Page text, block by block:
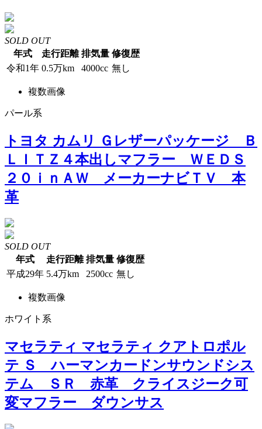
SOLD OUT
年式
走行距離 排気量 修復歴
令和1年 0.5万km 4000cc 無し
複数画像
パール系
トヨタ カムリ Ｇレザーパッケージ Ｂ
ＬＩＴＺ４本出しマフラー ＷＥＤＳ
２０ｉｎＡＷ メーカーナビＴＶ 本
革
SOLD OUT
年式
走行距離 排気量 修復歴
平成29年 5.4万km 2500cc 無し
複数画像
ホワイト系
マセラティ マセラティ クアトロポル
テ Ｓ ハーマンカードンサウンドシス
テム ＳＲ 赤革 クライスジーク可
変マフラー ダウンサス